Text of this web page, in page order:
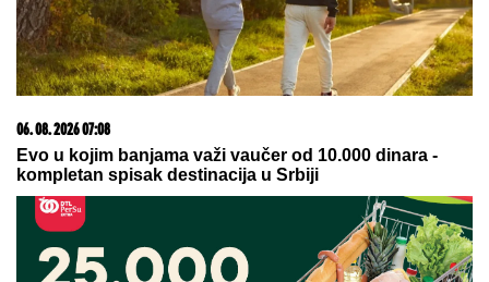
09. 08. 2026 06:24
Mame, danas ne čistimo kuću. Poštujemo Svetog
Panteliju